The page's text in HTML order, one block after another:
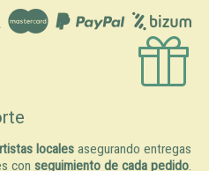
locales asegurando entregas
con seguimiento de cada pedido.